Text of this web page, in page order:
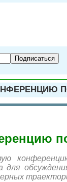
Подписаться